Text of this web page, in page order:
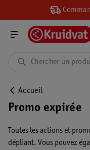
Accueil
Promo expirée
Toutes les actions et
dépliant. Vous pouvez